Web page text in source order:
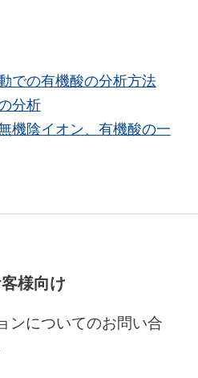
での有機酸の分析方法
分析
機陰イオン、有機酸の一
様向け
ンについてのお問い合